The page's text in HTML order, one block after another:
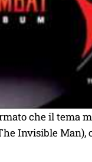
che il tema
Invisible Man),